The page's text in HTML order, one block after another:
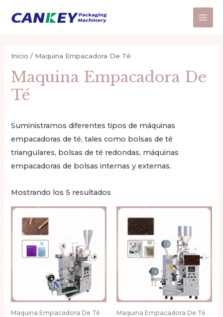
Main
Inicio / Maquina Empacadora De Té
Maquina Empacadora De
Té
Suministramos diferentes tipos de máquinas
empacadoras de té, tales como bolsas de té
triangulares, bolsas de té redondas, máquinas
empacadoras de bolsas internas y externas.
Mostrando los 5 resultados
Maquina Empacadora De Té Maquina Empacadora De Té